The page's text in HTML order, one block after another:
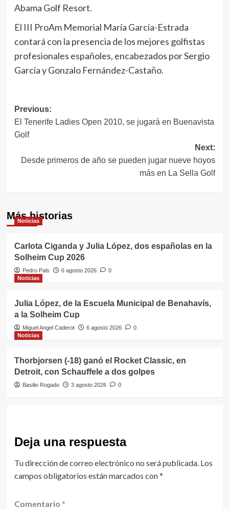
Abama Golf Resort.
El III ProAm Memorial María García-Estrada
contará con la presencia de los mejores golfistas
profesionales españoles, encabezados por Sergio
García y Gonzalo Fernández-Castaño.
Navegación
de
Previous:
El Tenerife Ladies Open 2010, se jugará en Buenavista
Golf
Next:
Desde primeros de año se pueden jugar nueve hoyos
más en La Sella Golf
Más historias
Noticias
Carlota Ciganda y Julia López, dos españolas en la
Solheim Cup 2026
Pedro Pals 6 agosto 2026
0
Noticias
Julia López, de la Escuela Municipal de Benahavís,
a la Solheim Cup
Miguel Angel Caderot 6 agosto 2026
0
Noticias
Thorbjorsen (-18) ganó el Rocket Classic, en
Detroit, con Schauffele a dos golpes
Basilio Rogado 3 agosto 2026 0
Deja una respuesta
Tu dirección de correo electrónico no será publicada. Los
campos obligatorios están marcados con*
Comentario *